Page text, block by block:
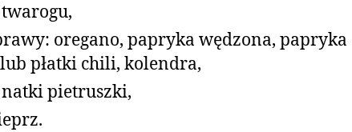
twarogu,
oregano, papryka wędzona, papryka
płatki chili, kolendra,
natki pietruszki,